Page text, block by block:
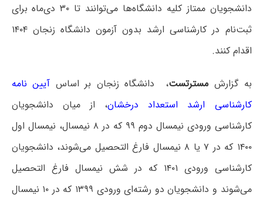
دانشجویان ممتاز کلیه دانشگاه‌ها می‌توانند تا ۳۰ دی‌ماه برای
ثبت‌نام در کارشناسی ارشد بدون آزمون دانشگاه زنجان ۱۴۰۴
اقدام کنند.
به گزارش مسترتست، دانشگاه زنجان بر اساس آیین نامه
کارشناسی ارشد استعداد درخشان، از میان دانشجویان
کارشناسی ورودی نیمسال دوم ۹۹ که در ۸ نیمسال، نیمسال اول
۱۴۰۰ که در ۷ یا ۸ نیمسال فارغ التحصیل می‌شوند، دانشجویان
کارشناسی ورودی ۱۴۰۱ که در شش نیمسال فارغ التحصیل
می‌شوند و دانشجویان دو رشته‌ای ورودی ۱۳۹۹ که در ۱۰ نیمسال